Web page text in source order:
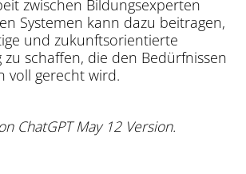
zwischen Bildungsexperten
Systemen kann dazu beitragen,
und zukunftsorientierte
schaffen, die den Bedürfnissen
voll gerecht wird.
ChatGPT May 12 Version.